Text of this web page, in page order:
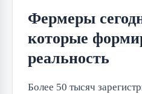
Фермеры
которые
реальность
Более 50 тысяч